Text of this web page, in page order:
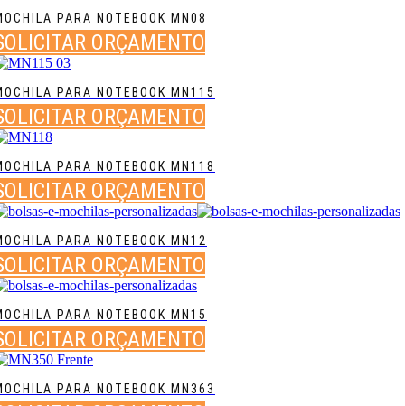
PARA NOTEBOOK MN08
ORÇAMENTO
PARA NOTEBOOK MN115
ORÇAMENTO
PARA NOTEBOOK MN118
ORÇAMENTO
PARA NOTEBOOK MN12
ORÇAMENTO
PARA NOTEBOOK MN15
ORÇAMENTO
PARA NOTEBOOK MN363